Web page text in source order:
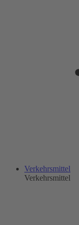
Verkehrsmittel
Verkehrsmittel